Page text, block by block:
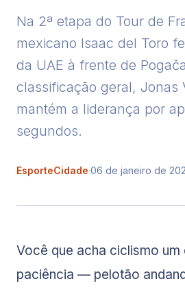
Na 2ª etapa do Tour de
mexicano Isaac del Toro
da UAE à frente de
classificação geral, Jonas
mantém a liderança por
segundos.
EsporteCidade·06 de janeiro de
Você que acha ciclismo um
paciência — pelotão